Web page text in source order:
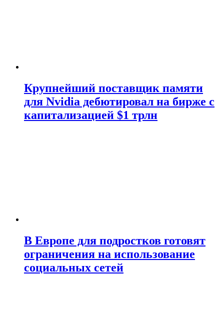
Крупнейший поставщик памяти
для Nvidia дебютировал на бирже с
капитализацией $1 трлн
В Европе для подростков готовят
ограничения на использование
социальных сетей